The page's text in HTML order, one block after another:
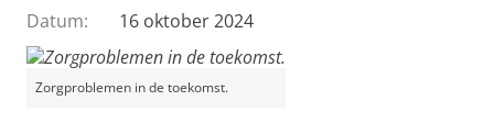
Datum:
16 oktober 2024
Zorgproblemen in de toekomst.